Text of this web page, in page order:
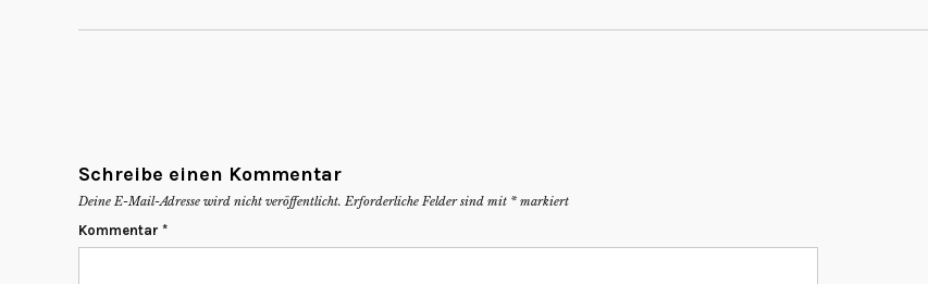
Schreibe einen Kommentar
Deine E-Mail-Adresse wird nicht veröffentlicht. Erforderliche Felder sind mit * markiert
Kommentar *